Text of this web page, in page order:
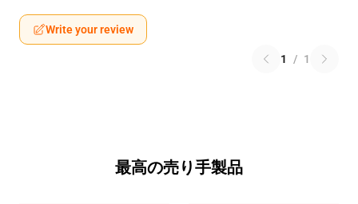
Write your review
1 / 1
最高の売り手製品